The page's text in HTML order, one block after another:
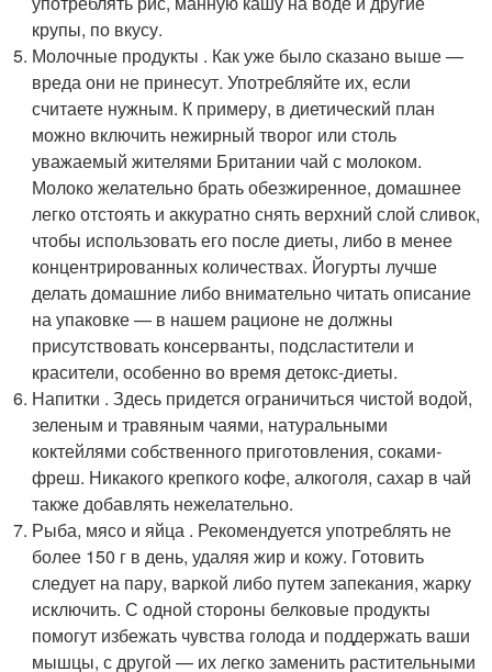
крупы, по вкусу.
Молочные продукты . Как уже было сказано выше —
вреда они не принесут. Употребляйте их, если
считаете нужным. К примеру, в диетический план
можно включить нежирный творог или столь
уважаемый жителями Британии чай с молоком.
Молоко желательно брать обезжиренное, домашнее
легко отстоять и аккуратно снять верхний слой сливок,
чтобы использовать его после диеты, либо в менее
концентрированных количествах. Йогурты лучше
делать домашние либо внимательно читать описание
на упаковке — в нашем рационе не должны
присутствовать консерванты, подсластители и
красители, особенно во время детокс-диеты.
Напитки . Здесь придется ограничиться чистой водой,
зеленым и травяным чаями, натуральными
коктейлями собственного приготовления, соками-
фреш. Никакого крепкого кофе, алкоголя, сахар в чай
также добавлять нежелательно.
Рыба, мясо и яйца . Рекомендуется употреблять не
более 150 г в день, удаляя жир и кожу. Готовить
следует на пару, варкой либо путем запекания, жарку
исключить. С одной стороны белковые продукты
помогут избежать чувства голода и поддержать ваши
мышцы, с другой — их легко заменить растительными